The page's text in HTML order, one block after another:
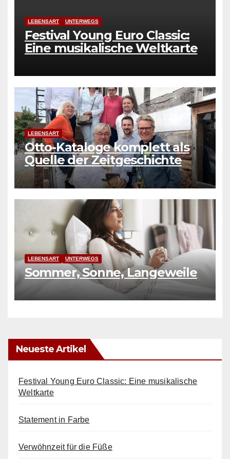
LEBENSART UNTERWEGS
Festival Young Euro Classic:
Eine musikalische Weltkarte
LEBENSART
Otto-Kataloge komplett als
Quelle der Zeitgeschichte
LEBENSART UNTERWEGS
Sommer, Sonne, Langeweile
Neueste Artikel
Festival Young Euro Classic: Eine musikalische
Weltkarte
Statement in Farbe
Verwöhnzeit für die Füße